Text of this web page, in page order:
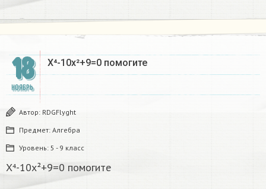
18
НОЯБРЬ
X⁴-10x²+9=0 помогите
Автор: RDGFlyght
Предмет: Алгебра
Уровень: 5 - 9 класс
X⁴-10x²+9=0 помогите